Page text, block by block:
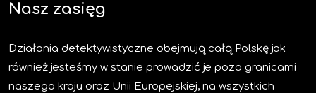
Nasz zasięg
Działania detektywistyczne obejmują całą Polskę jak
również jesteśmy w stanie prowadzić je poza granicami
naszego kraju oraz Unii Europejskiej, na wszystkich